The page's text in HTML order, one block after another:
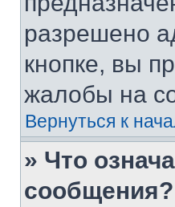
разрешено
кнопке, вы
жалобы на
Вернуться к
» Что
сообщения?